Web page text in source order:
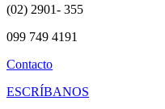
(02) 2901- 355
099 749 4191
Contacto
ESCRÍBANOS